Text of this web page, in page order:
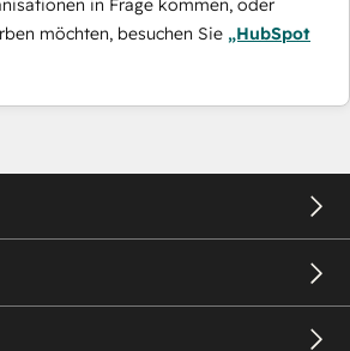
in Frage kommen, oder
möchten, besuchen Sie „HubSpot